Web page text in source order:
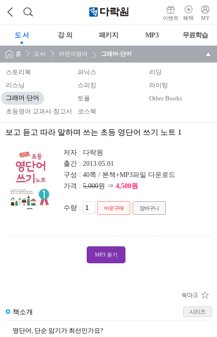
이벤트 혜택 MY
도 서 강 의 패키지 MP3 무료학습
홈 도서 어린이영어 그래머·단어
스토리북 파닉스
리딩
리스닝
스피킹 라이팅
그래머·단어 토플
Other Books
초등영어 교과서·참고서
코스북
보고 듣고 따라 말하며 쓰는 초등 영단어 쓰기 노트 1
저자 : 다락원
출간 : 2013.05.01
구성 : 40쪽 / 본책+MP3파일 다운로드
가격 : 5,000원 ⇒ 4,500원
수량 : 바로구매 장바구니
MP3 듣기
책소개 시리즈
영단어, 단순 암기가 최선인가요?